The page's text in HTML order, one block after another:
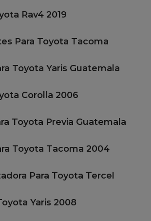
Rav4 2019
Para Toyota Tacoma
Toyota Yaris Guatemala
Corolla 2006
Toyota Previa Guatemala
Toyota Tacoma 2004
Para Toyota Tercel
Yaris 2008